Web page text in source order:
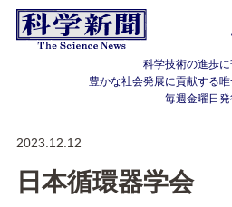
科学技術の進歩に
豊かな社会発展に貢献する唯
毎週金曜日
2023.12.12
日本循環器学会